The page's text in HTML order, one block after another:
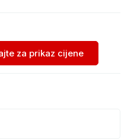
za prikaz cijene